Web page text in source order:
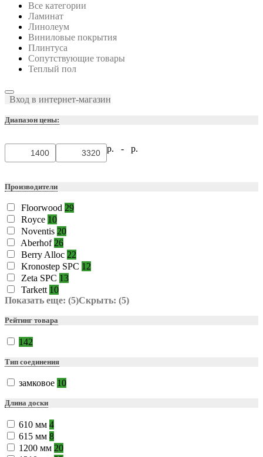
Все категории
Ламинат
Линолеум
Виниловые покрытия
Плинтуса
Сопутствующие товары
Теплый пол
Вход в интернет-магазин
Диапазон цены:
р. - р.
Производители
Floorwood 29
Royce 10
Noventis 20
Aberhof 26
Berry Alloc 22
Kronostep SPC 12
Zeta SPC 13
Tarkett 10
Показать еще: (5)Скрыть: (5)
Рейтинг товара
142
Тип соединения
замковое 10
Длина доски
610 мм 4
615 мм 8
1200 мм 20